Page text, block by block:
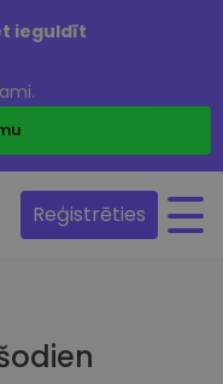
ieguldīt
Reģistrēties